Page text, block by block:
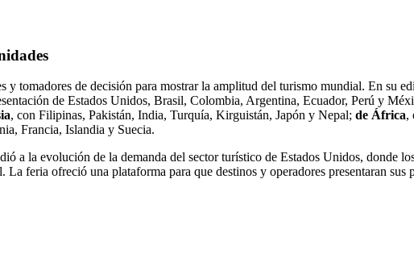
y tomadores de decisión para mostrar la amplitud del turismo mundial. En su
de Estados Unidos, Brasil, Colombia, Argentina, Ecuador, Perú y
, con Filipinas, Pakistán, India, Turquía, Kirguistán, Japón y Nepal; de África,
Francia, Islandia y Suecia.
a la evolución de la demanda del sector turístico de Estados Unidos, donde
feria ofreció una plataforma para que destinos y operadores presentaran